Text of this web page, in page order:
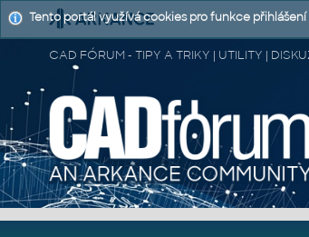
CAD FÓRUM - TIPY A TRIKY | UTILITY |
Tento portál využívá cookies pro funkce